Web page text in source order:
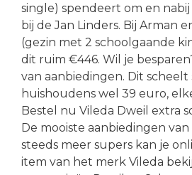
single) spendeert om en
bij de Jan Linders. Bij Arman
(gezin met 2 schoolgaande
dit ruim €446. Wil je
van aanbiedingen. Dit scheelt
huishoudens wel 39 euro,
Bestel nu Vileda Dweil extra
De mooiste aanbiedingen
steeds meer supers kan je
item van het merk Vileda